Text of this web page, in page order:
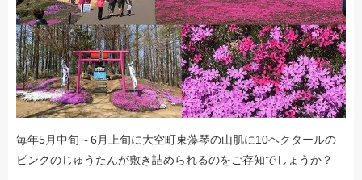
毎年5月中旬～6月上旬に大空町東藻琴の山肌に10ヘクタールの
ピンクのじゅうたんが敷き詰められるのをご存知でしょうか？